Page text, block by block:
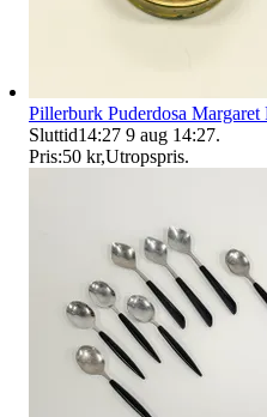
Pillerburk Puderdosa
Sluttid14:27 9 aug 14:27.
Pris:50 kr,Utropspris.